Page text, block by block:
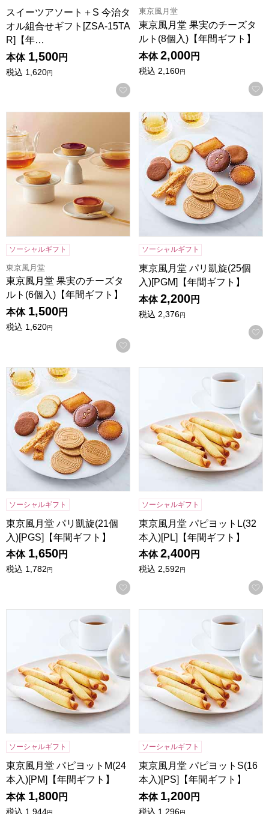
スイーツアソート＋S 今治タ
オル組合せギフト[ZSA-15TA
R]【年…
本体 1,500円
税込 1,620円
お気に入りに登録する
東京風月堂
東京風月堂 果実のチーズタ
ルト(8個入)【年間ギフト】
本体 2,000円
税込 2,160円
東京風月堂 果実のチーズタルト(6個入)【年間ギフト】
ソーシャルギフト
東京風月堂
東京風月堂 果実のチーズタ
ルト(6個入)【年間ギフト】
本体 1,500円
税込 1,620円
お気に入りに登録する
東京風月堂 パリ凱旋(25個入
ソーシャルギフト
東京風月堂 パリ凱旋(25個
入)[PGM]【年間ギフト】
本体 2,200円
税込 2,376円
東京風月堂 パリ凱旋(21個入)[PGS]【年間ギフト】
ソーシャルギフト
東京風月堂 パリ凱旋(21個
入)[PGS]【年間ギフト】
本体 1,650円
税込 1,782円
お気に入りに登録する
東京風月堂 パピヨットL(32
ソーシャルギフト
東京風月堂 パピヨットL(32
本入)[PL]【年間ギフト】
本体 2,400円
税込 2,592円
東京風月堂 パピヨットM(24本入)[PM]【年間ギフト】
ソーシャルギフト
東京風月堂 パピヨットM(24
本入)[PM]【年間ギフト】
本体 1,800円
税込 1,944円
東京風月堂 パピヨットS(16
ソーシャルギフト
東京風月堂 パピヨットS(16
本入)[PS]【年間ギフト】
本体 1,200円
税込 1,296円